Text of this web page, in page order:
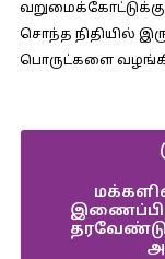
சொந்த நிதியில்
பொருட்களை வழங்கி